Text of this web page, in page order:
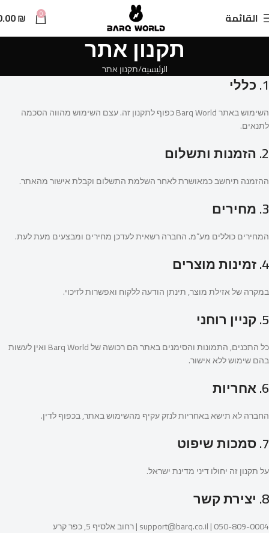
القائمة 0
₪
תקנון אתר
الرئيسية תקנון אתר
1. כללי
השימוש באתר Barq World כפוף לתקנון זה. עצם השימוש מהווה הסכמה
לתנאים.
2. הזמנות ותשלום
ההזמנה תיחשב כמאושרת לאחר השלמת התשלום וקבלת אישור מהאתר.
3. מחירים
המחירים כוללים מע”מ. החברה רשאית לעדכן מחירים ומבצעים מעת לעת.
4. זמינות מוצרים
במקרה של אזילת מוצר, תינתן הודעה ללקוח ואפשרות לזיכוי.
5. קניין רוחני
כל התכנים, התמונות והסימנים באתר הם רכושה של Barq World ואין לעשות
בהם שימוש ללא אישור.
6. אחריות
החברה לא תישא באחריות לנזק עקיף מהשימוש באתר, בכפוף לדין.
7. סמכות שיפוט
על תקנון זה יחולו דיני מדינת ישראל.
8. יצירת קשר
support@barq.co.il | 050-809-0004 | רחוב אלסיף 5, כפר קרע